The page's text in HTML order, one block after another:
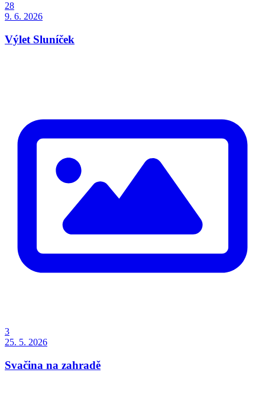
28
9. 6. 2026
Výlet Sluníček
3
25. 5. 2026
Svačina na zahradě